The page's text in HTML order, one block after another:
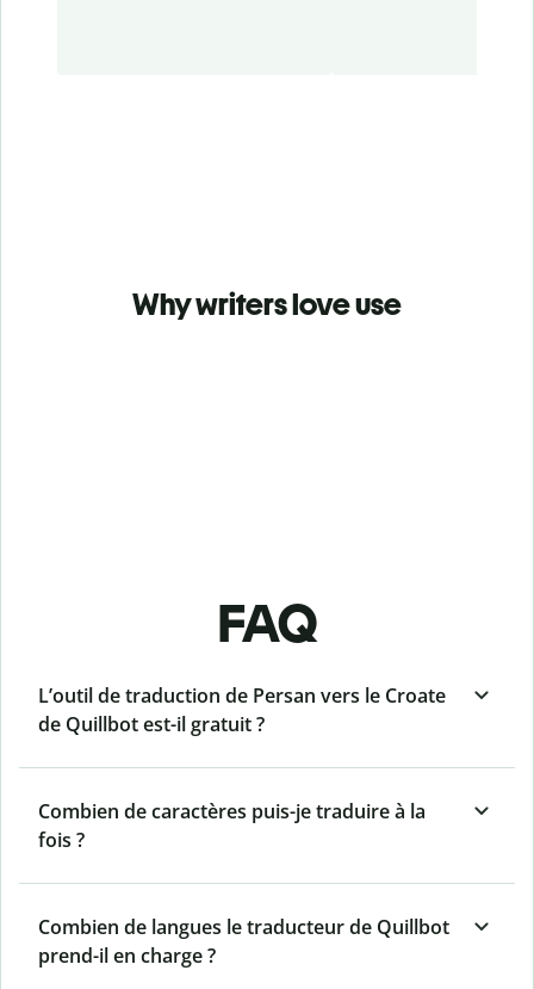
Why writers love use
FAQ
L’outil de traduction de Persan vers le Croate
de Quillbot est-il gratuit ?
Combien de caractères puis-je traduire à la
fois ?
Combien de langues le traducteur de Quillbot
prend-il en charge ?